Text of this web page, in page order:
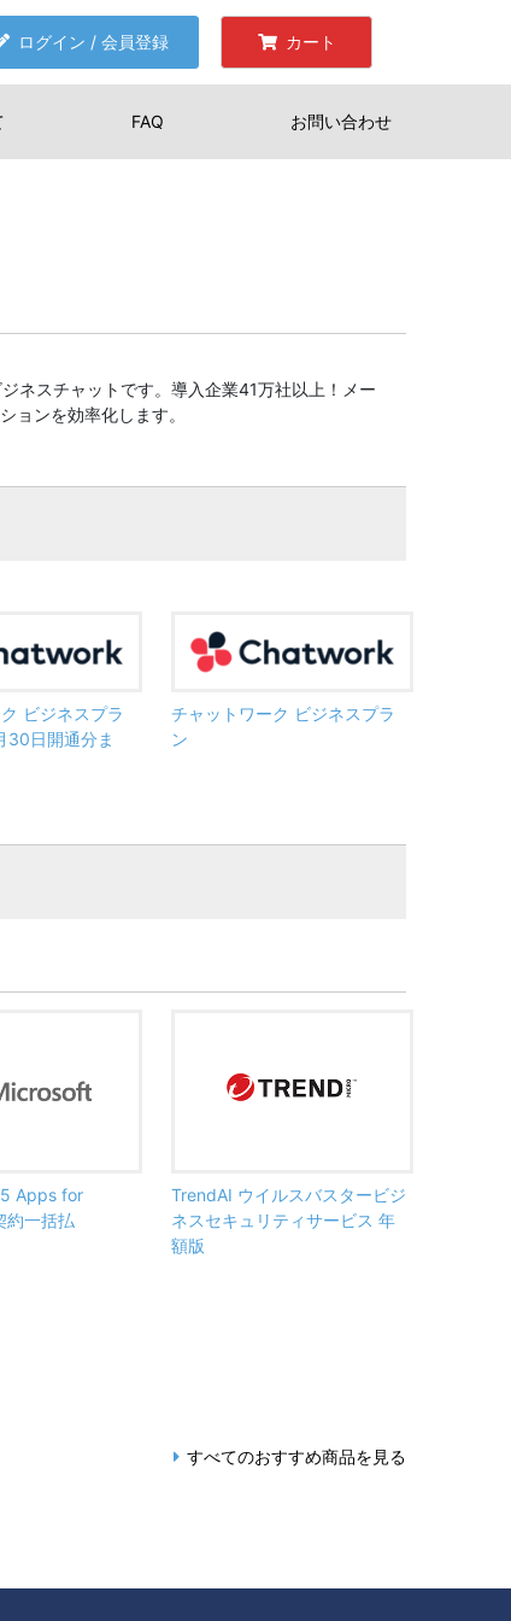
ログイン / 会員登録 カート
FAQ お問い合わせ
スチャットです。導入企業41万社以上！メー
ョンを効率化します。
ビジネスプラ
30日開通分ま
チャットワーク ビジネスプラ
ン
Apps for
約一括払
TrendAI ウイルスバスタービジ
ネスセキュリティサービス 年
額版
すべてのおすすめ商品を見る